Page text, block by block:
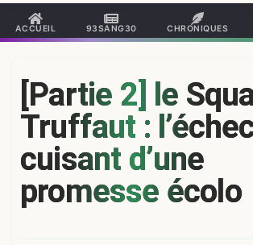
ACCUEIL 93SANG30 CHRONIQUES
[Partie 2] le
Truffaut :
cuisant d’une
promesse écolo